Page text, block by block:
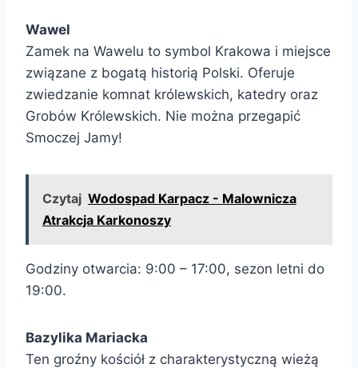
Wawel
Zamek na Wawelu to symbol Krakowa i miejsce
związane z bogatą historią Polski. Oferuje
zwiedzanie komnat królewskich, katedry oraz
Grobów Królewskich. Nie można przegapić
Smoczej Jamy!
Czytaj Wodospad Karpacz - Malownicza
Atrakcja Karkonoszy
Godziny otwarcia: 9:00 – 17:00, sezon letni do
19:00.
Bazylika Mariacka
Ten groźny kościół z charakterystyczną wieżą